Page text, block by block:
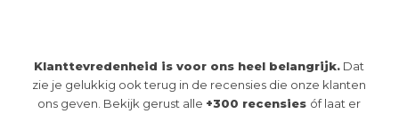
Klanttevredenheid is voor ons heel belangrijk. Dat
zie je gelukkig ook terug in de recensies die onze klanten
ons geven. Bekijk gerust alle +300 recensies óf laat er